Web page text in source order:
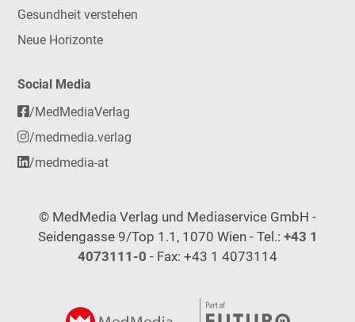
Gesundheit verstehen
Neue Horizonte
Social Media
/MedMediaVerlag
/medmedia.verlag
/medmedia-at
© MedMedia Verlag und Mediaservice GmbH -
Seidengasse 9/Top 1.1, 1070 Wien - Tel.: +43 1
4073111-0 - Fax: +43 1 4073114